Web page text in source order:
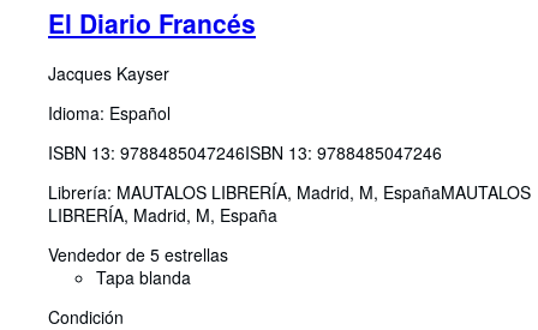
El Diario Francés
Jacques Kayser
Idioma: Español
ISBN 13: 9788485047246ISBN 13: 9788485047246
Librería: MAUTALOS LIBRERÍA, Madrid, M, EspañaMAUTALOS
LIBRERÍA, Madrid, M, España
Vendedor de 5 estrellas
Tapa blanda
Condición